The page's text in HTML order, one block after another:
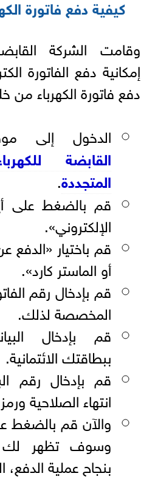
كيفية دفع فاتورة
وقامت الشركة
إمكانية دفع الفاتورة
دفع فاتورة الكهرباء من
الدخول إلى
القابضة
المتجددة.
قم بالضغط على
الإلكتروني».
قم باختيار «الدفع
أو الماستر كارد».
قم بإدخال رقم
المخصصة لذلك.
قم بإدخال
ببطاقتك الائتمانية.
قم بإدخال رقم
انتهاء الصلاحية
والآن قم بالضغط
وسوف تظهر لك
بنجاح عملية الدفع،